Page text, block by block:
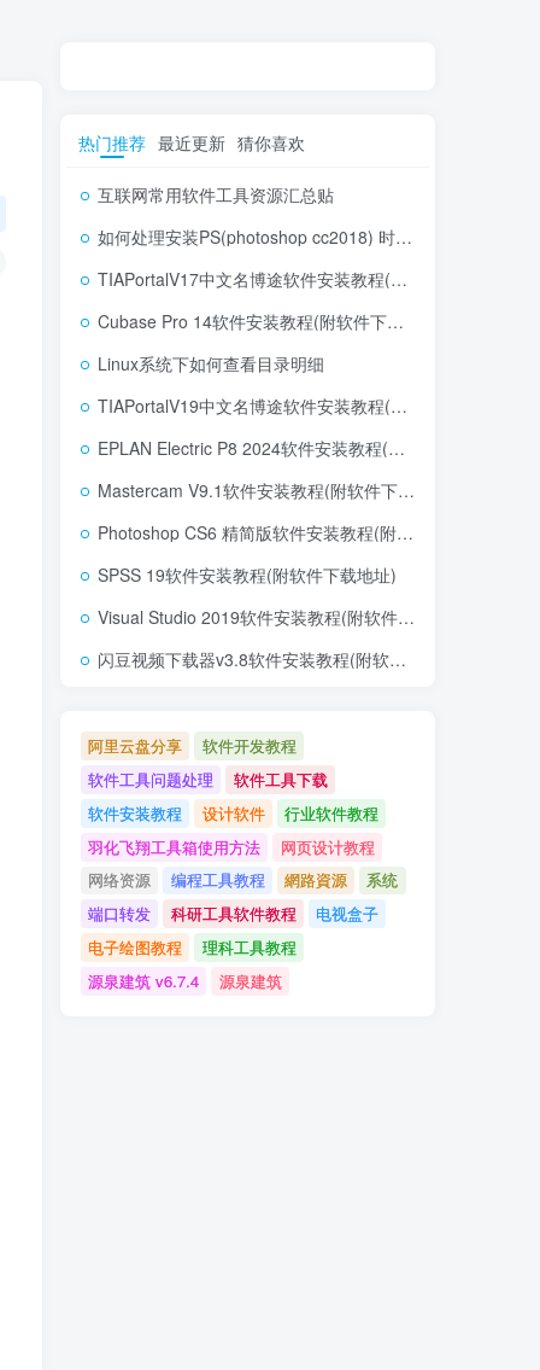
热门推荐 最近更新 猜你喜欢
互联网常用软件工具资源汇总贴
如何处理安装PS(photoshop cc2018) 时，提示系统或者IE浏览器需要升级
TIAPortalV17中文名博途软件安装教程(附软件下载地址)
Cubase Pro 14软件安装教程(附软件下载地址)
Linux系统下如何查看目录明细
TIAPortalV19中文名博途软件安装教程(附软件下载地址)
EPLAN Electric P8 2024软件安装教程(附软件下载地址)
Mastercam V9.1软件安装教程(附软件下载地址)
Photoshop CS6 精简版软件安装教程(附软件下载地址)
SPSS 19软件安装教程(附软件下载地址)
Visual Studio 2019软件安装教程(附软件下载地址)
闪豆视频下载器v3.8软件安装教程(附软件下载地址)
阿里云盘分享
软件开发教程
软件工具问题处理
软件工具下载
软件安装教程
设计软件
行业软件教程
羽化飞翔工具箱使用方法
网页设计教程
网络资源
编程工具教程 網路資源
系统
端口转发
科研工具软件教程
电视盒子
电子绘图教程
理科工具教程
源泉建筑 v6.7.4
源泉建筑